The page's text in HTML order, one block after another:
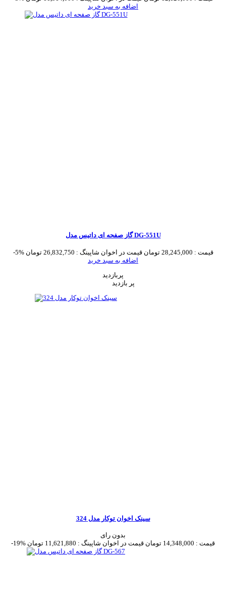
اضافه به سبد خرید
گاز صفحه ای داتیس مدل DG-551U
-5% قیمت : 28,245,000 تومان قیمت در اخوان شاپینگ : 26,832,750 تومان
اضافه به سبد خرید
پربازدید
پر بازدید
سینک اخوان توکار مدل 324
بدون رای
-19%
قیمت : 14,348,000 تومان قیمت در اخوان شاپینگ : 11,621,880 تومان